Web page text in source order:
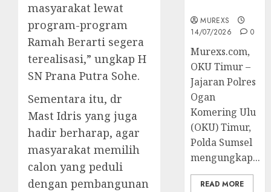
masyarakat lewat
program-program
Ramah Berarti segera
terealisasi,” ungkap H
SN Prana Putra Sohe.
Sementara itu, dr
Mast Idris yang juga
hadir berharap, agar
masyarakat memilih
calon yang peduli
dengan pembangunan
MUREXS
14/07/2026
0
Murexs.com,
OKU Timur –
Jajaran Polres
Ogan
Komering Ulu
(OKU) Timur,
Polda Sumsel
mengungkap...
READ MORE